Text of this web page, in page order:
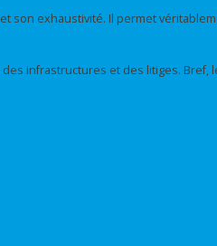
son exhaustivité. Il permet
infrastructures et des litiges.